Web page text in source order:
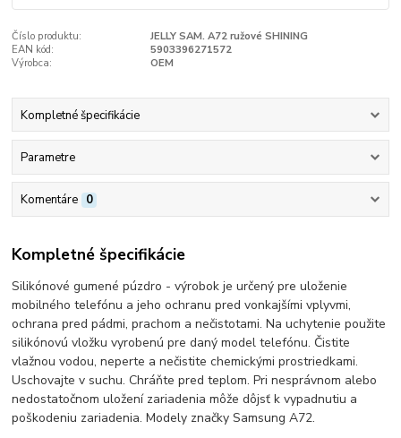
Číslo produktu:
JELLY SAM. A72 ružové SHINING
EAN kód:
5903396271572
Výrobca:
OEM
Kompletné špecifikácie
Parametre
Komentáre 0
Kompletné špecifikácie
Silikónové gumené púzdro - výrobok je určený pre uloženie
mobilného telefónu a jeho ochranu pred vonkajšími vplyvmi,
ochrana pred pádmi, prachom a nečistotami. Na uchytenie použite
silikónovú vložku vyrobenú pre daný model telefónu. Čistite
vlažnou vodou, neperte a nečistite chemickými prostriedkami.
Uschovajte v suchu. Chráňte pred teplom. Pri nesprávnom alebo
nedostatočnom uložení zariadenia môže dôjsť k vypadnutiu a
poškodeniu zariadenia. Modely značky Samsung A72.